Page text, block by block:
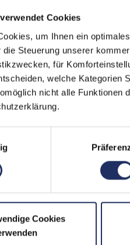
Cookies
um Ihnen ein
die Steuerung unserer
für
welche Kategorien
nicht alle Funktionen
Cookies